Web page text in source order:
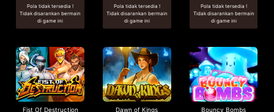
Pola tidak tersedia !
Tidak disarankan bermain
di game ini
Pola tidak tersedia !
Tidak disarankan bermain
di game ini
Pola tidak tersedia !
Tidak disarankan bermain
di game ini
Fist Of Destruction Dawn of Kings Bouncy Bombs